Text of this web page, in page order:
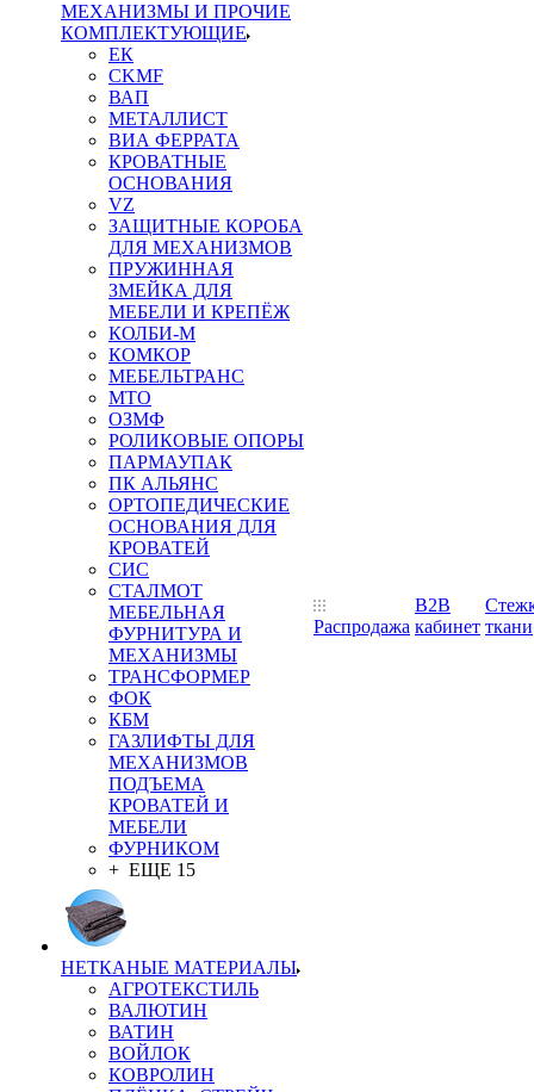
МЕХАНИЗМЫ И ПРОЧИЕ
КОМПЛЕКТУЮЩИЕ
ЕК
CKMF
ВАП
МЕТАЛЛИСТ
ВИА ФЕРРАТА
КРОВАТНЫЕ
ОСНОВАНИЯ
VZ
ЗАЩИТНЫЕ КОРОБА
ДЛЯ МЕХАНИЗМОВ
ПРУЖИННАЯ
ЗМЕЙКА ДЛЯ
МЕБЕЛИ И КРЕПЁЖ
КОЛБИ-М
КОМКОР
МЕБЕЛЬТРАНС
MTO
ОЗМФ
РОЛИКОВЫЕ ОПОРЫ
ПАРМАУПАК
ПК АЛЬЯНС
ОРТОПЕДИЧЕСКИЕ
ОСНОВАНИЯ ДЛЯ
КРОВАТЕЙ
СИС
СТАЛМОТ
МЕБЕЛЬНАЯ
ФУРНИТУРА И
МЕХАНИЗМЫ
ТРАНСФОРМЕР
ФОК
КБМ
ГАЗЛИФТЫ ДЛЯ
МЕХАНИЗМОВ
ПОДЪЕМА
КРОВАТЕЙ И
МЕБЕЛИ
ФУРНИКОМ
+ ЕЩЕ 15
НЕТКАНЫЕ МАТЕРИАЛЫ
АГРОТЕКСТИЛЬ
ВАЛЮТИН
ВАТИН
ВОЙЛОК
КОВРОЛИН
Распродажа
B2B
кабинет ткани